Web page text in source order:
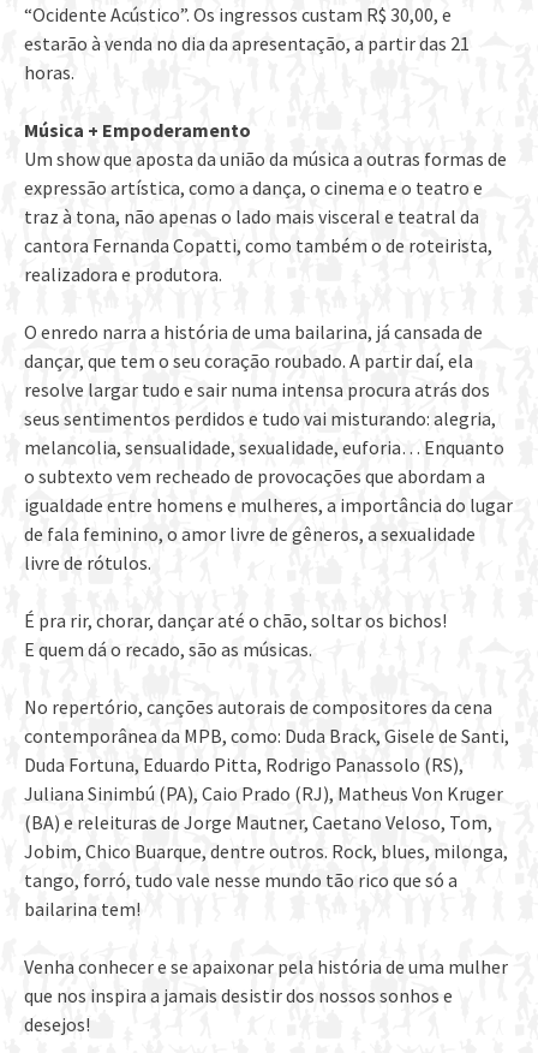
“Ocidente Acústico”. Os ingressos custam R$ 30,00, e
estarão à venda no dia da apresentação, a partir das 21
horas.
Música + Empoderamento
Um show que aposta da união da música a outras formas de
expressão artística, como a dança, o cinema e o teatro e
traz à tona, não apenas o lado mais visceral e teatral da
cantora Fernanda Copatti, como também o de roteirista,
realizadora e produtora.
O enredo narra a história de uma bailarina, já cansada de
dançar, que tem o seu coração roubado. A partir daí, ela
resolve largar tudo e sair numa intensa procura atrás dos
seus sentimentos perdidos e tudo vai misturando: alegria,
melancolia, sensualidade, sexualidade, euforia… Enquanto
o subtexto vem recheado de provocações que abordam a
igualdade entre homens e mulheres, a importância do lugar
de fala feminino, o amor livre de gêneros, a sexualidade
livre de rótulos.
É pra rir, chorar, dançar até o chão, soltar os bichos!
E quem dá o recado, são as músicas.
No repertório, canções autorais de compositores da cena
contemporânea da MPB, como: Duda Brack, Gisele de Santi,
Duda Fortuna, Eduardo Pitta, Rodrigo Panassolo (RS),
Juliana Sinimbú (PA), Caio Prado (RJ), Matheus Von Kruger
(BA) e releituras de Jorge Mautner, Caetano Veloso, Tom,
Jobim, Chico Buarque, dentre outros. Rock, blues, milonga,
tango, forró, tudo vale nesse mundo tão rico que só a
bailarina tem!
Venha conhecer e se apaixonar pela história de uma mulher
que nos inspira a jamais desistir dos nossos sonhos e
desejos!